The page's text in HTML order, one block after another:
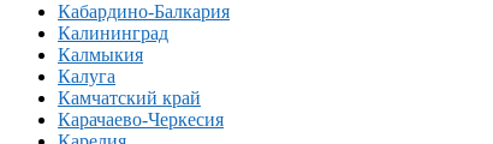
Кабардино-Балкария
Калининград
Калмыкия
Калуга
Камчатский край
Карачаево-Черкесия